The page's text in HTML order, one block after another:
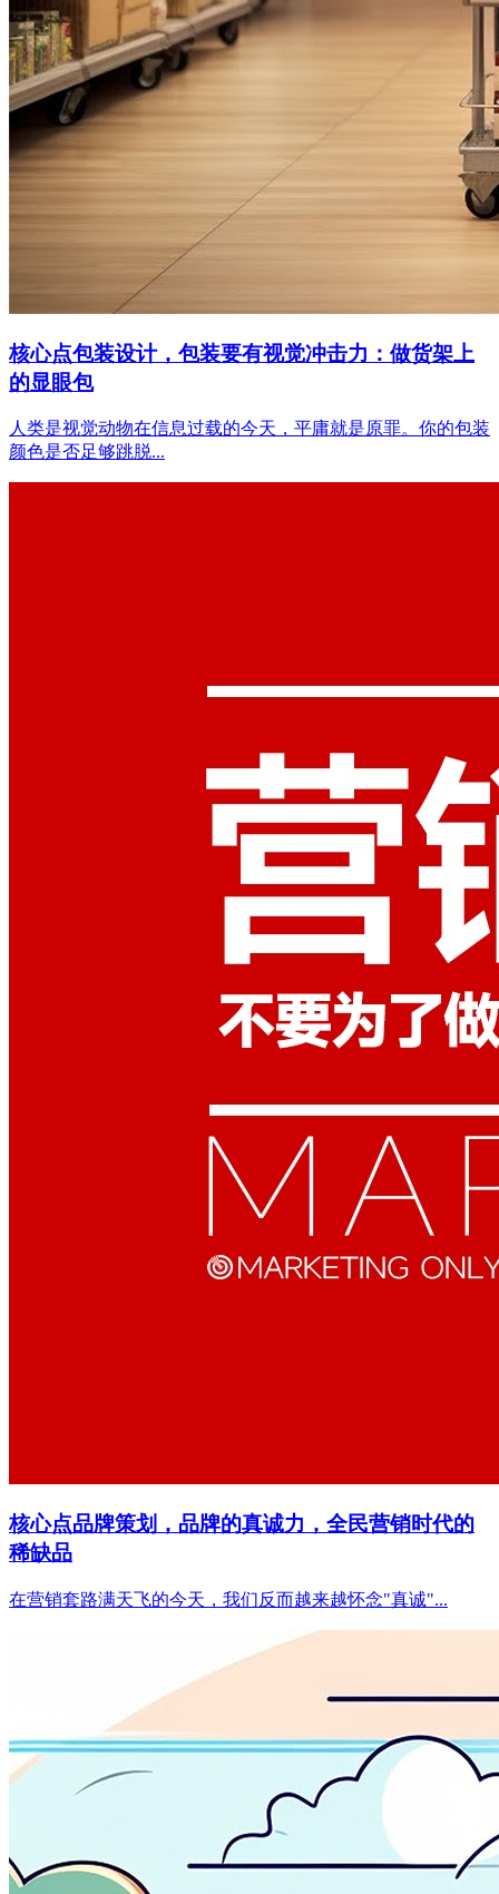
核心点包装设计，包装要有视觉冲击力：做货架上
的显眼包
人类是视觉动物在信息过载的今天，平庸就是原罪。你的包装
颜色是否足够跳脱...
核心点品牌策划，品牌的真诚力，全民营销时代的
稀缺品
在营销套路满天飞的今天，我们反而越来越怀念"真诚"...